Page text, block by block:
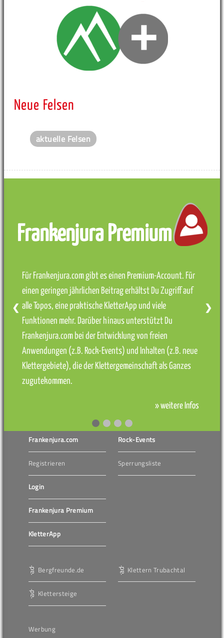
Neue Felsen
aktuelle Felsen
Frankenjura Premium
Für Frankenjura.com gibt es einen Premium-Account. Für
einen geringen jährlichen Beitrag erhältst Du Zugriff auf
alle Topos, eine praktische KletterApp und viele
Funktionen mehr. Darüber hinaus unterstützt Du
Frankenjura.com bei der Entwicklung von freien
Anwendungen (z.B. Rock-Events) und Inhalten (z.B. neue
Klettergebiete), die der Klettergemeinschaft als Ganzes
zugutekommen.
» weitere Infos
❮ ❯
Frankenjura.com
Registrieren
Login
Frankenjura Premium
KletterApp
Rock-Events
Sperrungsliste
Bergfreunde.de
Klettersteige
Klettern Trubachtal
Werbung